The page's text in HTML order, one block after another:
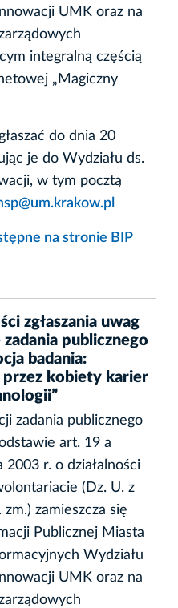
UMK oraz na
integralną częścią
„Magiczny
do dnia 20
je do Wydziału ds.
w tym pocztą
na stronie BIP
zgłaszania uwag
publicznego
badania:
kobiety karier
zadania publicznego
art. 19 a
r. o działalności
(Dz. U. z
zamieszcza się
Publicznej Miasta
Wydziału
UMK oraz na